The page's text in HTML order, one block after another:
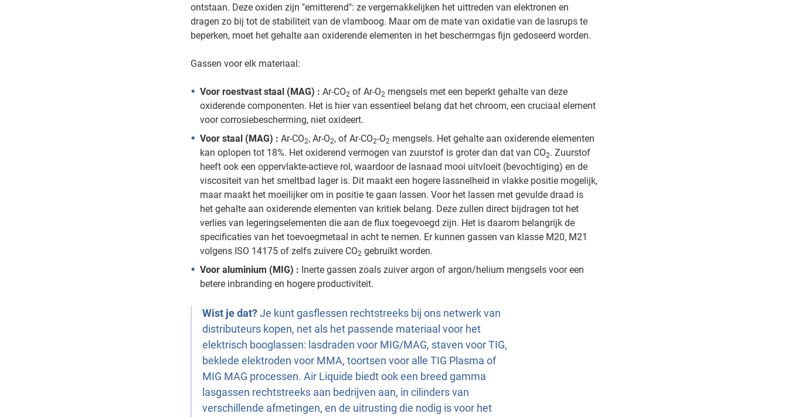
ontstaan. Deze oxiden zijn "emitterend": ze vergemakkelijken het uittreden van elektronen en
dragen zo bij tot de stabiliteit van de vlamboog. Maar om de mate van oxidatie van de lasrups te
beperken, moet het gehalte aan oxiderende elementen in het beschermgas fijn gedoseerd worden.
Gassen voor elk materiaal:
Voor roestvast staal (MAG) : Ar-CO2 of Ar-O2 mengsels met een beperkt gehalte van deze
oxiderende componenten. Het is hier van essentieel belang dat het chroom, een cruciaal element
voor corrosiebescherming, niet oxideert.
Voor staal (MAG) : Ar-CO2, Ar-O2, of Ar-CO2-O2 mengsels. Het gehalte aan oxiderende elementen
kan oplopen tot 18%. Het oxiderend vermogen van zuurstof is groter dan dat van CO2. Zuurstof
heeft ook een oppervlakte-actieve rol, waardoor de lasnaad mooi uitvloeit (bevochtiging) en de
viscositeit van het smeltbad lager is. Dit maakt een hogere lassnelheid in vlakke positie mogelijk,
maar maakt het moeilijker om in positie te gaan lassen. Voor het lassen met gevulde draad is
het gehalte aan oxiderende elementen van kritiek belang. Deze zullen direct bijdragen tot het
verlies van legeringselementen die aan de flux toegevoegd zijn. Het is daarom belangrijk de
specificaties van het toevoegmetaal in acht te nemen. Er kunnen gassen van klasse M20, M21
volgens ISO 14175 of zelfs zuivere CO2 gebruikt worden.
Voor aluminium (MIG) : Inerte gassen zoals zuiver argon of argon/helium mengsels voor een
betere inbranding en hogere productiviteit.
Wist je dat?Je kunt gasflessen rechtstreeks bij ons netwerk van
distributeurs kopen, net als het passende materiaal voor het
elektrisch booglassen: lasdraden voor MIG/MAG, staven voor TIG,
beklede elektroden voor MMA, toortsen voor alle TIG Plasma of
MIG MAG processen. Air Liquide biedt ook een breed gamma
lasgassen rechtstreeks aan bedrijven aan, in cilinders van
verschillende afmetingen, en de uitrusting die nodig is voor het